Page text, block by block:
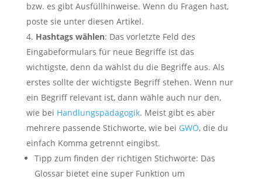
bzw. es gibt Ausfüllhinweise. Wenn du Fragen hast,
poste sie unter diesen Artikel.
Hashtags wählen: Das vorletzte Feld des
Eingabeformulars für neue Begriffe ist das
wichtigste, denn da wählst du die Begriffe aus. Als
erstes sollte der wichtigste Begriff stehen. Wenn nur
ein Begriff relevant ist, dann wähle auch nur den,
wie bei Handlungspädagogik. Meist gibt es aber
mehrere passende Stichworte, wie bei GWÖ, die du
einfach Komma getrennt eingibst.
Tipp zum finden der richtigen Stichworte: Das
Glossar bietet eine super Funktion um